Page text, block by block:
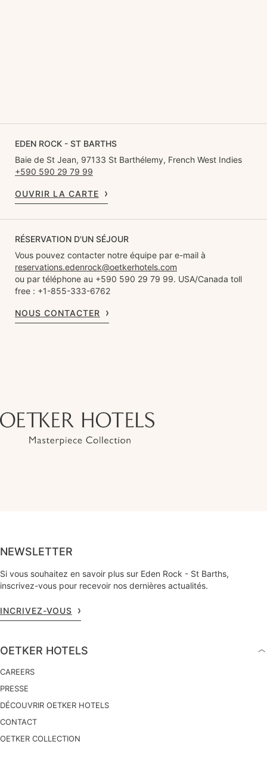
EDEN ROCK - ST BARTHS
Baie de St Jean, 97133 St Barthélemy, French West Indies
+590 590 29 79 99
OUVRIR LA CARTE
RÉSERVATION D'UN SÉJOUR
Vous pouvez contacter notre équipe par e-mail à
reservations.edenrock@oetkerhotels.com
ou par téléphone au +590 590 29 79 99. USA/Canada toll
free : +1-855-333-6762
NOUS CONTACTER
NEWSLETTER
Si vous souhaitez en savoir plus sur Eden Rock - St Barths,
inscrivez-vous pour recevoir nos dernières actualités.
INCRIVEZ-VOUS
OETKER HOTELS
CAREERS
PRESSE
DÉCOUVRIR OETKER HOTELS
CONTACT
OETKER COLLECTION